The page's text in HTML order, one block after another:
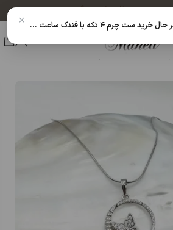
خریددریافت کد رهگیری پستی
ثابت گردنبند زنانه
یک نفر هم‌اکنون در حال خرید ست چرم ۴ تکه با فندک ساعت دار دنیس | چرم طبیعی مشکی 14040514 است ×